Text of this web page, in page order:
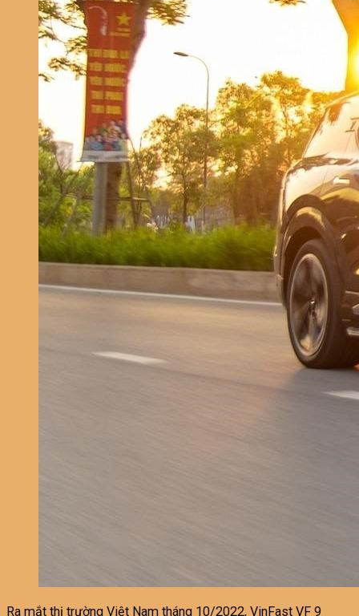
Ra mắt thị trường Việt Nam tháng 10/2022, VinFast VF 9